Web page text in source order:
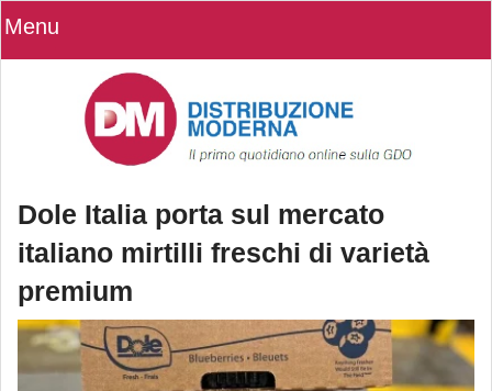
Menu
Dole Italia porta sul mercato
italiano mirtilli freschi di varietà
premium